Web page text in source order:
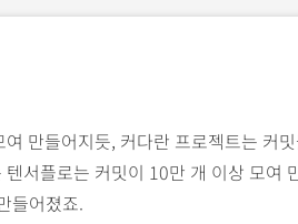
만들어지듯, 커다란 프로젝트는 커
서플로는 커밋이 10만 개 이상 모여
들어졌죠.